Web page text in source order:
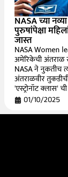
NASA च्या
पुरुषांपेक्षा
जास्त
NASA Women
अमेरिकेची अंतराळ
NASA ने नुकतीच
अंतराळवीर
'एस्ट्रोनॉट क्लास'
01/10/2025